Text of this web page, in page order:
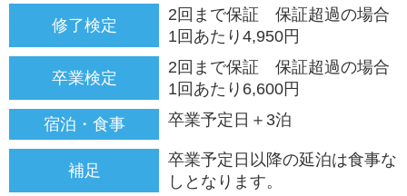
修了検定
2回まで保証 保証超過の場合
1回あたり4,950円
卒業検定
2回まで保証 保証超過の場合
1回あたり6,600円
宿泊・食事
卒業予定日＋3泊
補足
卒業予定日以降の延泊は食事な
しとなります。